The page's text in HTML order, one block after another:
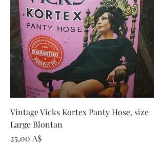
Vintage Vicks Kortex Panty Hose, size
Large Blontan
Цена
25,00 A$